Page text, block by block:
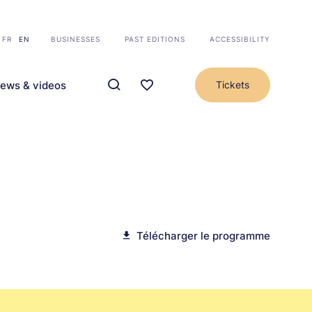
FR EN BUSINESSES PAST EDITIONS ACCESSIBILITY
& videos Tickets
Télécharger le programme